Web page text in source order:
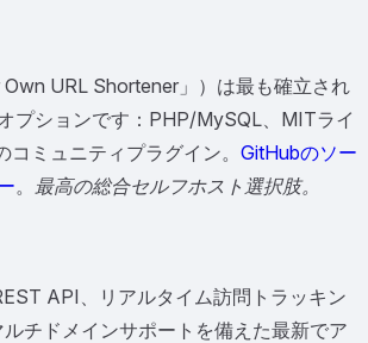
Own URL Shortener」）は最も確立され
プションです：PHP/MySQL、MITライ
ミュニティプラグイン。 GitHubのソー
。 最高の総合セルフホスト選択肢。
API、リアルタイム訪問トラッキン
チドメインサポートを備えた最新でア